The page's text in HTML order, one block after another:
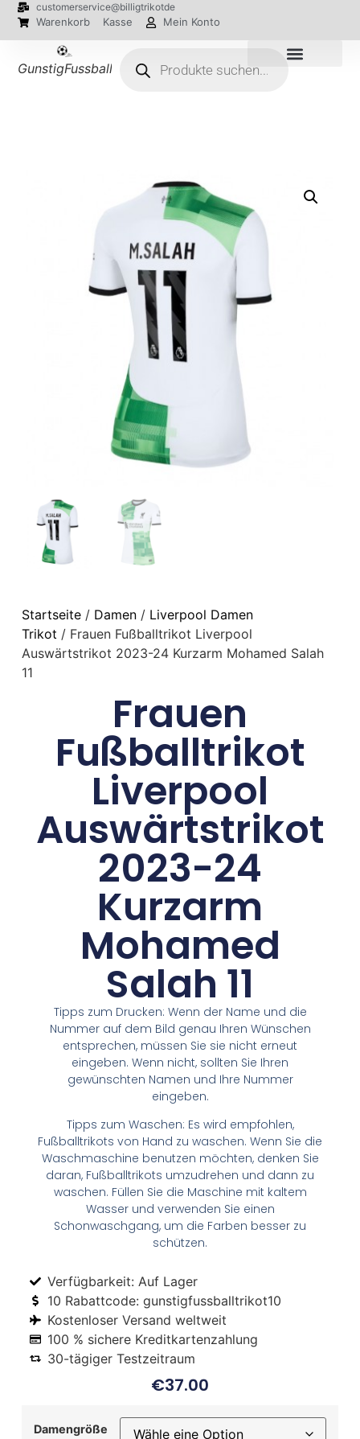
customerservice@billigtrikotde
Warenkorb Kasse Mein Konto
GunstigFussballTrikot
Startseite/ Damen/ Liverpool Damen
Trikot / Frauen Fußballtrikot Liverpool
Auswärtstrikot 2023-24 Kurzarm Mohamed Salah
11
Frauen
Fußballtrikot
Liverpool
Auswärtstrikot
2023-24
Kurzarm
Mohamed
Salah 11
Tipps zum Drucken: Wenn der Name und die
Nummer auf dem Bild genau Ihren Wünschen
entsprechen, müssen Sie sie nicht erneut
eingeben. Wenn nicht, sollten Sie Ihren
gewünschten Namen und Ihre Nummer
eingeben.
Tipps zum Waschen: Es wird empfohlen,
Fußballtrikots von Hand zu waschen. Wenn Sie die
Waschmaschine benutzen möchten, denken Sie
daran, Fußballtrikots umzudrehen und dann zu
waschen. Füllen Sie die Maschine mit kaltem
Wasser und verwenden Sie einen
Schonwaschgang, um die Farben besser zu
schützen.
Verfügbarkeit: Auf Lager
10 Rabattcode: gunstigfussballtrikot10
Kostenloser Versand weltweit
100 % sichere Kreditkartenzahlung
30-tägiger Testzeitraum
€37.00
Damengröße